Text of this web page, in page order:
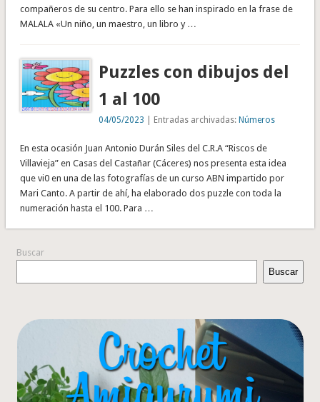
compañeros de su centro. Para ello se han inspirado en la frase de
MALALA «Un niño, un maestro, un libro y …
Puzzles con dibujos del
1 al 100
04/05/2023 | Entradas archivadas:Números
En esta ocasión Juan Antonio Durán Siles del C.R.A “Riscos de
Villavieja” en Casas del Castañar (Cáceres) nos presenta esta idea
que vi0 en una de las fotografías de un curso ABN impartido por
Mari Canto. A partir de ahí, ha elaborado dos puzzle con toda la
numeración hasta el 100. Para …
Buscar
Buscar